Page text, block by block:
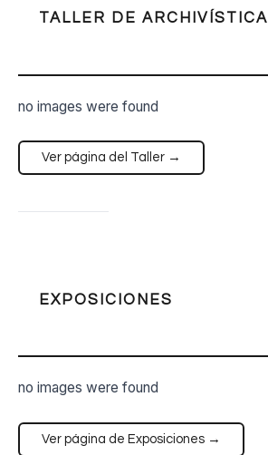
TALLER DE ARCHIVÍSTICA
no images were found
Ver página del Taller →
EXPOSICIONES
no images were found
Ver página de Exposiciones →